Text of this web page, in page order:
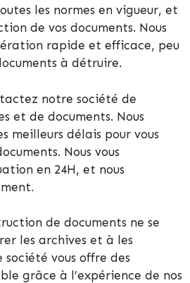
les normes en vigueur, et
de vos documents. Nous
rapide et efficace, peu
à détruire.
notre société de
et de documents. Nous
meilleurs délais pour vous
Nous vous
en 24H, et nous
de documents ne se
les archives et à les
vous offre des
grâce à l’expérience de nos